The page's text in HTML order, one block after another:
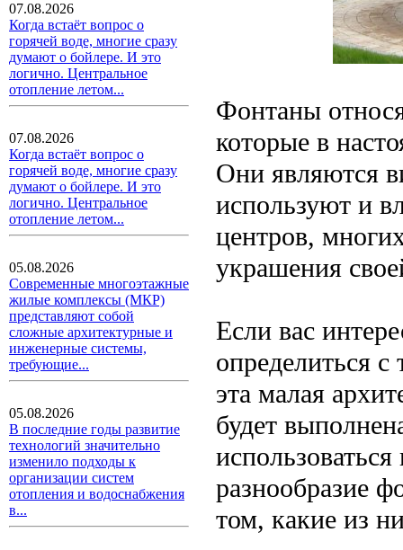
07.08.2026
Когда встаёт вопрос о
горячей воде, многие сразу
думают о бойлере. И это
логично. Центральное
отопление летом...
07.08.2026
Когда встаёт вопрос о
горячей воде, многие сразу
думают о бойлере. И это
логично. Центральное
отопление летом...
05.08.2026
Современные многоэтажные
жилые комплексы (МКР)
представляют собой
сложные архитектурные и
инженерные системы,
требующие...
05.08.2026
В последние годы развитие
технологий значительно
изменило подходы к
организации систем
отопления и водоснабжения
в...
Фонтаны
которые в
Они являются
используют и
центров,
украшения
Если вас
определиться
эта малая
будет
разнообразие
том, какие из